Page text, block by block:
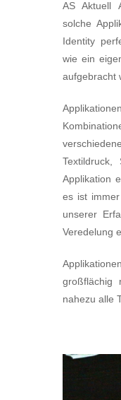
AS Aktuell
solche
Identity
wie ein
aufgebracht
Applikation
es ist
unserer
Veredelung
großflächig
nahezu alle